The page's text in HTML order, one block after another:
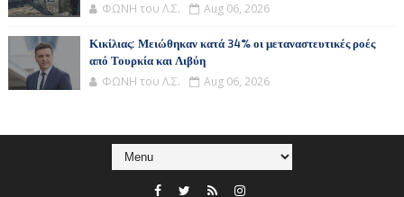
ΦΩΝΗ του Λ.Σ. Aug 06, 2026
Κικίλιας: Μειώθηκαν κατά 34% οι μεταναστευτικές ροές
από Τουρκία και Λιβύη
ΦΩΝΗ του Λ.Σ. Aug 06, 2026